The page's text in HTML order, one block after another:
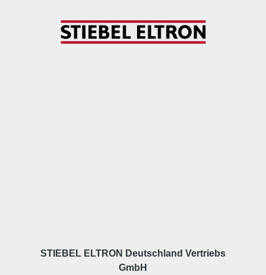
STIEBEL ELTRON Deutschland Vertriebs
GmbH